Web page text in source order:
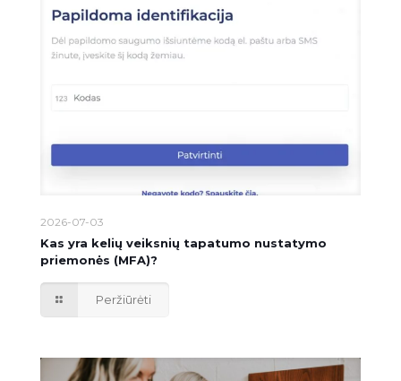
2026-07-03
Kas yra kelių veiksnių tapatumo nustatymo
priemonės (MFA)?
Peržiūrėti